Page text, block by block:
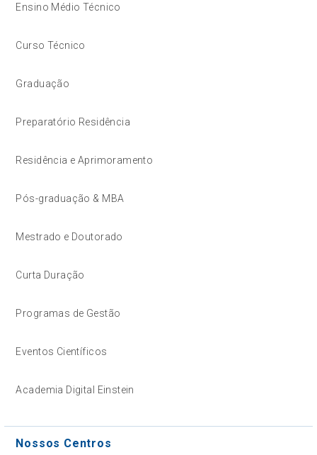
Ensino Médio Técnico
Curso Técnico
Graduação
Preparatório Residência
Residência e Aprimoramento
Pós-graduação & MBA
Mestrado e Doutorado
Curta Duração
Programas de Gestão
Eventos Científicos
Academia Digital Einstein
Nossos Centros